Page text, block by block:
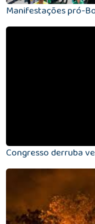
Manifestações pró-
Congresso derruba